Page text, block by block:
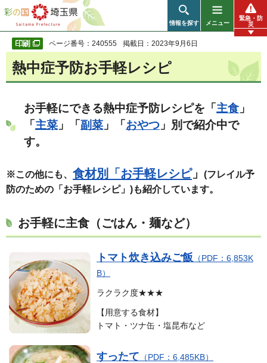
彩の国 埼玉県
情報を探す メニュー
緊急・防
災
ページ番号：240555 掲載日：2023年9月6日
熱中症予防お手軽レシピ
お手軽にできる熱中症予防レシピを「 主食 」
「 主菜 」「 副菜 」「 おやつ 」別で紹介中で
す。
※この他にも、 食材別「お手軽レシピ」
(フレイル予
防のための「お手軽レシピ」)も紹介しています。
お手軽に主食 （ごはん・麺など）
トマト炊き込みご飯 （PDF：6,853K
B）
ラクラク度★★★
【用意する食材】
トマト・ツナ缶・塩昆布など
すったて （PDF：6,485KB）